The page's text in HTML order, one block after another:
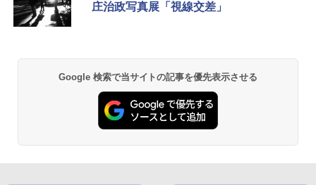
庄治政写真展「視線交差」
Google 検索で当サイトの記事を優先表示させる